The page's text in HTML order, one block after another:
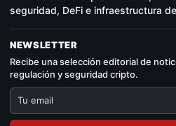
seguridad, DeFi e infraestructura
NEWSLETTER
Recibe una selección editorial de
regulación y seguridad cripto.